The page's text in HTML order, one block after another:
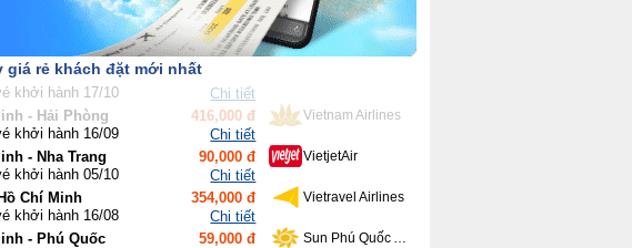
giá rẻ khách đặt mới nhất
- Nha Trang 90,000 đ
Chi tiết
VietjetAir
Chí Minh 354,000 đ
Chi tiết
Vietravel Airlines
- Phú Quốc 59,000 đ
Chi tiết
Sun Phú Quốc Airways
639,000 đ
Chi tiết
Bamboo Airways